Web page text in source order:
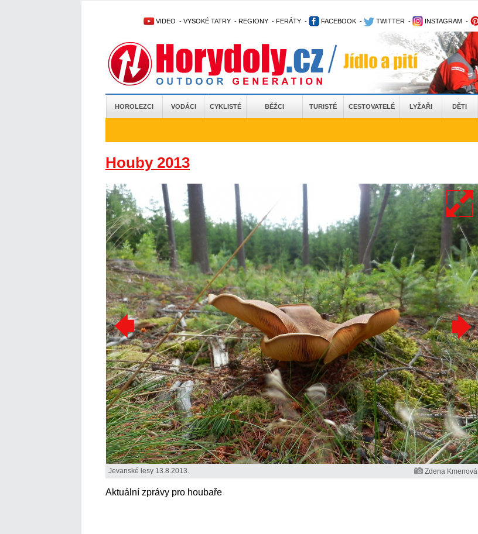
VIDEO - VYSOKÉ TATRY - REGIONY - FERÁTY - FACEBOOK - TWITTER - INSTAGRAM -
HOROLEZCI VODÁCI CYKLISTÉ BĚŽCI TURISTÉ CESTOVATELÉ LYŽAŘI DĚTI
Houby 2013
Jevanské lesy 13.8.2013. Zdena Kmenová
Aktuální zprávy pro houbaře